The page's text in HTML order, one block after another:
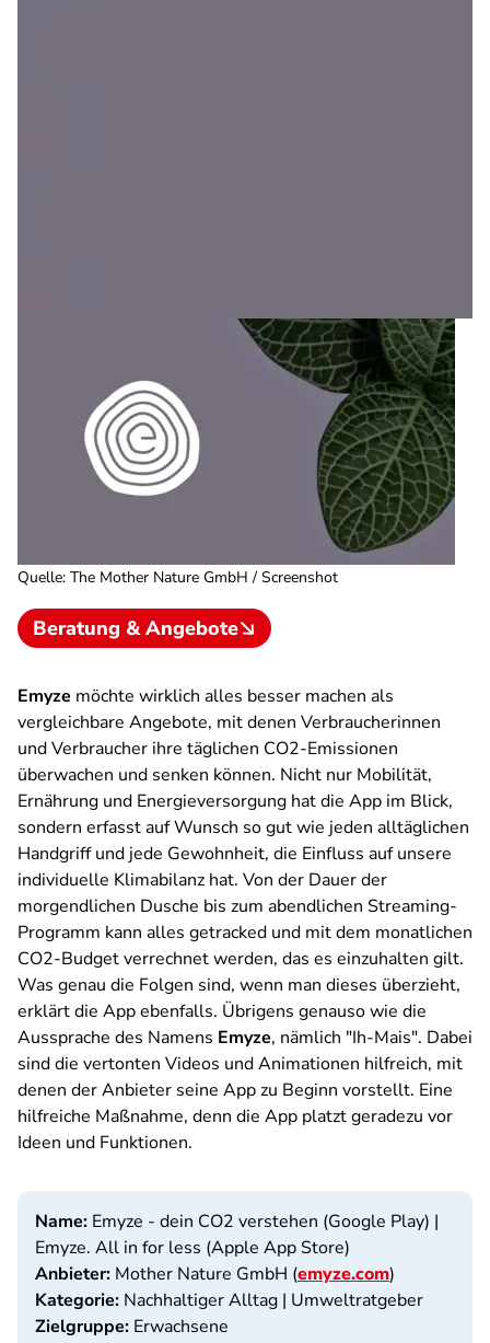
Quelle: The Mother Nature GmbH / Screenshot
Beratung & Angebote
Emyze möchte wirklich alles besser machen als
vergleichbare Angebote, mit denen Verbraucherinnen
und Verbraucher ihre täglichen CO2-Emissionen
überwachen und senken können. Nicht nur Mobilität,
Ernährung und Energieversorgung hat die App im Blick,
sondern erfasst auf Wunsch so gut wie jeden alltäglichen
Handgriff und jede Gewohnheit, die Einfluss auf unsere
individuelle Klimabilanz hat. Von der Dauer der
morgendlichen Dusche bis zum abendlichen Streaming-
Programm kann alles getracked und mit dem monatlichen
CO2-Budget verrechnet werden, das es einzuhalten gilt.
Was genau die Folgen sind, wenn man dieses überzieht,
erklärt die App ebenfalls. Übrigens genauso wie die
Aussprache des Namens Emyze, nämlich "Ih-Mais". Dabei
sind die vertonten Videos und Animationen hilfreich, mit
denen der Anbieter seine App zu Beginn vorstellt. Eine
hilfreiche Maßnahme, denn die App platzt geradezu vor
Ideen und Funktionen.
Name: Emyze - dein CO2 verstehen (Google Play) |
Emyze. All in for less (Apple App Store)
Anbieter: Mother Nature GmbH (emyze.com)
Kategorie: Nachhaltiger Alltag | Umweltratgeber
Zielgruppe: Erwachsene